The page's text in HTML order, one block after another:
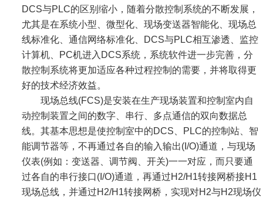
DCS与PLC的区别缩小，随着分散控制系统的不断发展，
尤其是在系统小型、微型化、现场变送器智能化、现场总
线标准化、通信网络标准化、DCS与PLC相互渗透、监控
计算机、PC机进入DCS系统，系统软件进一步完善，分
散控制系统将更加适应各种过程控制的需要，并将取得更
好的技术经济效益。
现场总线(FCS)是安装在生产现场装置和控制室内自
动控制装置之间的数字、串行、多点通信的双向数据总
线。其基本思想是使控制室中的DCS、PLC的控制站、智
能调节器等，不再通过各自的输入输出(I/O)通道，与现场
仪表(例如：变送器、调节阀、开关)一一对应，而只要通
过各自的串行接口(I/O)通道，再通过H2/H1转接网桥接H1
现场总线，并通过H2/H1转接网桥，实现对H2与H2现场仪